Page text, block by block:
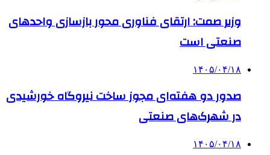
وزیر صمت: ارتقای فناوری محور بازسازی واحدهای
صنعتی است
۱۴۰۵/۰۴/۱۸
صدور دو هفته‌ای مجوز ساخت نیروگاه خورشیدی
در شهرک‌های صنعتی
۱۴۰۵/۰۴/۱۸